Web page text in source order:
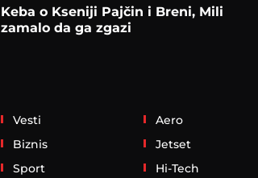
Keba o Kseniji Pajčin i Breni, Mili
zamalo da ga zgazi
Vesti
Biznis
Sport
Aero
Jetset
Hi-Tech